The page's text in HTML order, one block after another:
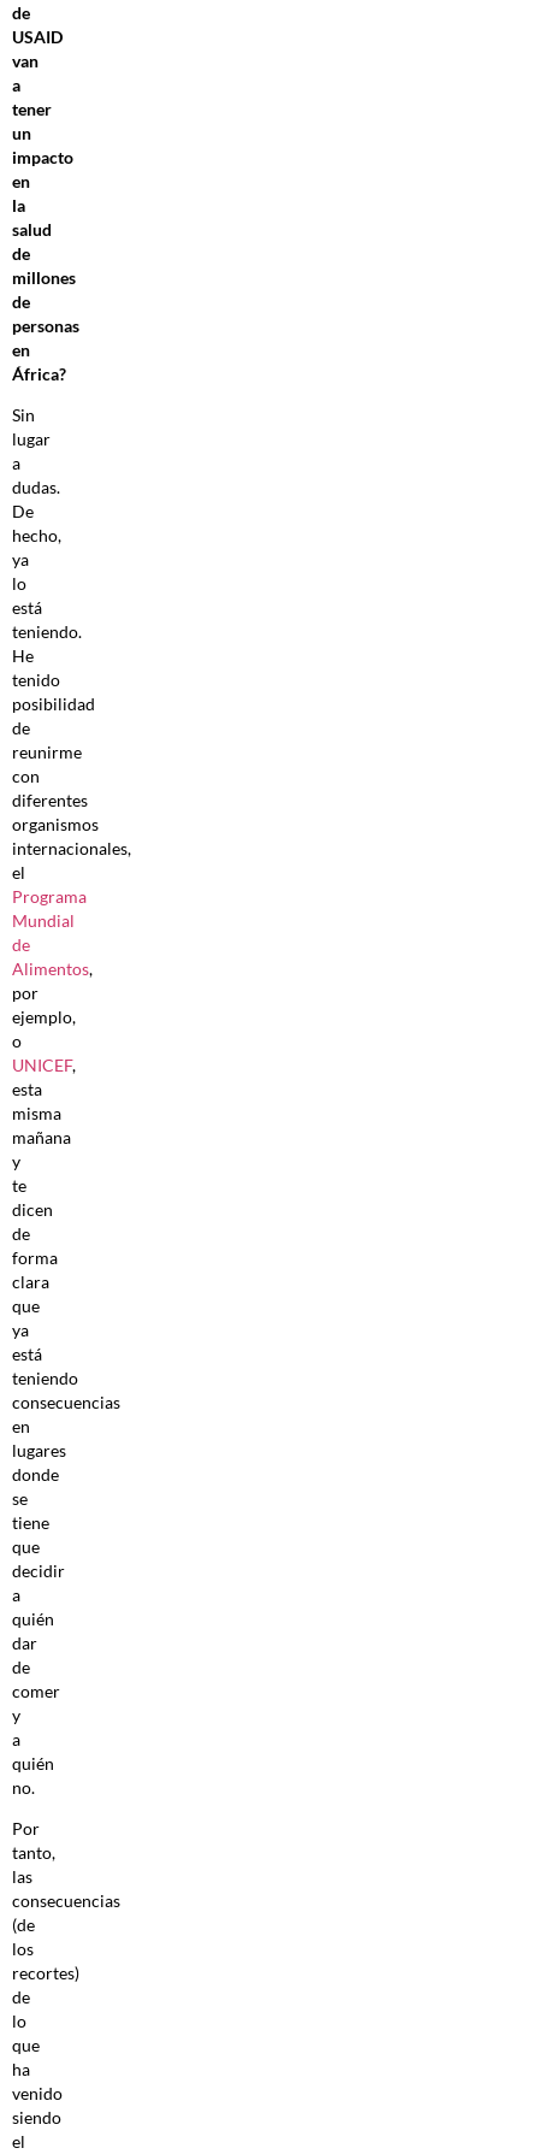
de
USAID
van
a
tener
un
impacto
en
la
salud
de
millones
de
personas
en
África?
Sin
lugar
a
dudas.
De
hecho,
ya
lo
está
teniendo.
He
tenido
posibilidad
de
reunirme
con
diferentes
organismos
internacionales,
el
Programa
Mundial
de
Alimentos,
por
ejemplo,
o
UNICEF,
esta
misma
mañana
y
te
dicen
de
forma
clara
que
ya
está
teniendo
consecuencias
en
lugares
donde
se
tiene
que
decidir
a
quién
dar
de
comer
y
a
quién
no.
Por
tanto,
las
consecuencias
(de
los
recortes)
de
lo
que
ha
venido
siendo
el